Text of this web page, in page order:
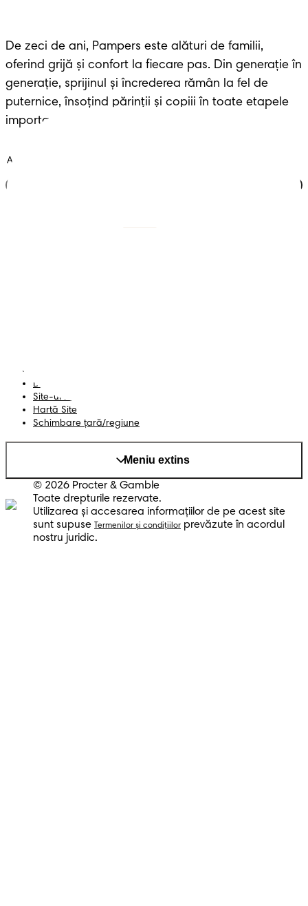
De zeci de ani, Pampers este alături de familii,
oferind grijă și confort la fiecare pas. Din generație în
generație, sprijinul și încrederea rămân la fel de
puternice, însoțind părinții și copiii în toate etapele
importante ale vieții.
Datele Mele
Site-ul PG
Hartă Site
Schimbare ţară/regiune
Meniu extins
© 2026 Procter & Gamble
Toate drepturile rezervate.
Utilizarea şi accesarea informaţiilor de pe acest site
sunt supuse
Termenilor şi condiţiilor prevăzute în acordul
nostru juridic.